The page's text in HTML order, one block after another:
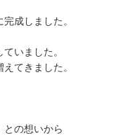
成しました。
いました。
てきました。
との想いから